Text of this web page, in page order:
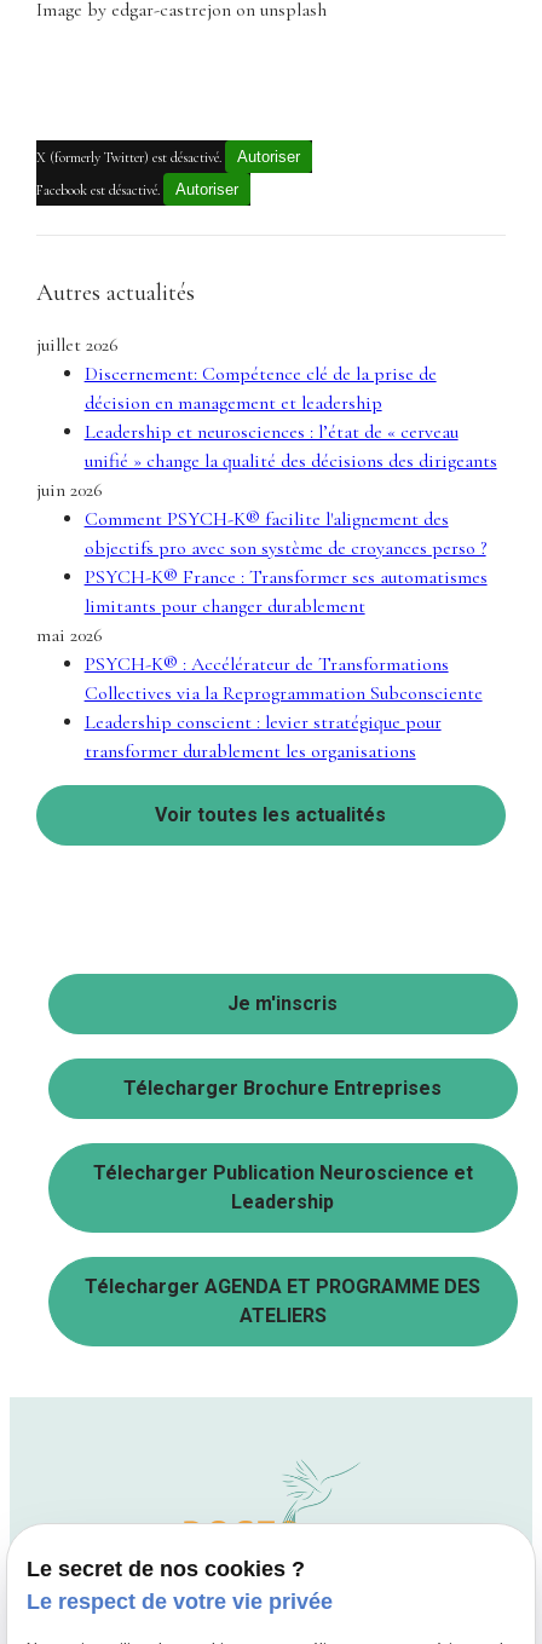
Image by edgar-castrejon on unsplash
X (formerly Twitter) est désactivé. Autoriser
Facebook est désactivé. Autoriser
Autres actualités
juillet 2026
Discernement: Compétence clé de la prise de
décision en management et leadership
Leadership et neurosciences : l’état de « cerveau
unifié » change la qualité des décisions des dirigeants
juin 2026
Comment PSYCH-K® facilite l'alignement des
objectifs pro avec son système de croyances perso ?
PSYCH-K® France : Transformer ses automatismes
limitants pour changer durablement
mai 2026
PSYCH-K® : Accélérateur de Transformations
Collectives via la Reprogrammation Subconsciente
Leadership conscient : levier stratégique pour
transformer durablement les organisations
Voir toutes les actualités
Je m'inscris
Télecharger Brochure Entreprises
Télecharger Publication Neuroscience et
Leadership
Télecharger AGENDA ET PROGRAMME DES
ATELIERS
Le secret de nos cookies ?
Le respect de votre vie privée